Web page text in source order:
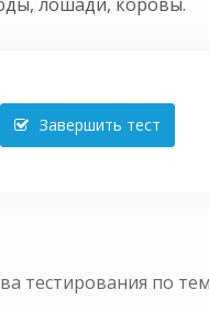
Завершить тест
тестирования по